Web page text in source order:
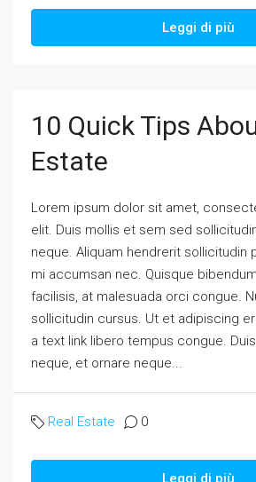
Leggi di più
10 Quick Tips
Estate
Lorem ipsum dolor sit amet,
elit. Duis mollis et sem sed
neque. Aliquam hendrerit sollicitudin
mi accumsan nec. Quisque
facilisis, at malesuada orci congue.
sollicitudin cursus. Ut et adipiscing
a text link libero tempus congue.
neque, et ornare neque...
Real Estate 0
Leggi di più